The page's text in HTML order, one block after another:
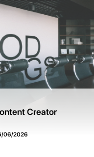
Creator
06/2026